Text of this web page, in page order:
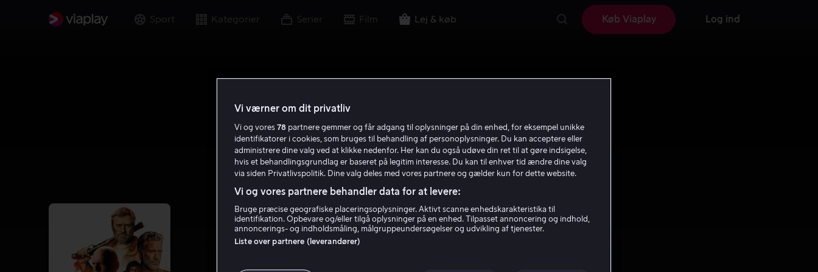
Sport Kategorier Serier Film Lej & køb Køb Viaplay Log ind
Vi værner om dit privatliv
Vi og vores 78 partnere gemmer og får adgang til oplysninger på din enhed, for eksempel unikke
identifikatorer i cookies, som bruges til behandling af personoplysninger. Du kan acceptere eller
administrere dine valg ved at klikke nedenfor. Her kan du også udøve din ret til at gøre indsigelse,
hvis et behandlingsgrundlag er baseret på legitim interesse. Du kan til enhver tid ændre dine valg
via siden Privatlivspolitik. Dine valg deles med vores partnere og gælder kun for dette website.
Vi og vores partnere behandler data for at levere:
Bruge præcise geografiske placeringsoplysninger. Aktivt scanne enhedskarakteristika til
identifikation. Opbevare og/eller tilgå oplysninger på en enhed. Tilpasset annoncering og indhold,
annoncerings- og indholdsmåling, målgruppeundersøgelser og udvikling af tjenester.
Liste over partnere (leverandører)